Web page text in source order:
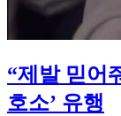
“제발 믿어
호소’ 유행